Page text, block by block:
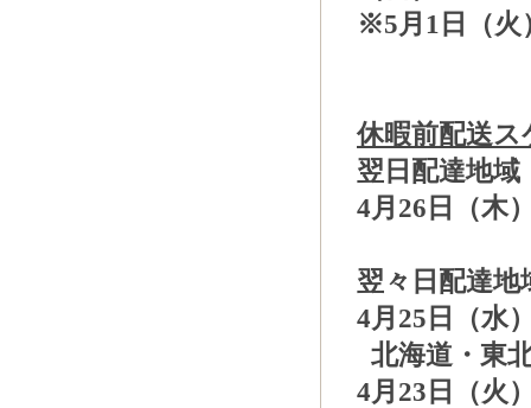
※5月1日（火
休暇前配送
翌日配達地域
4月26日（木
翌々日配達地
4月25日（水
北海道・東
4月23日（火